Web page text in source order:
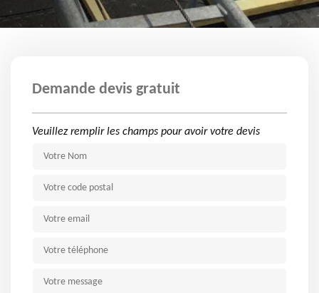
Demande devis gratuit
Veuillez remplir les champs pour avoir votre devis